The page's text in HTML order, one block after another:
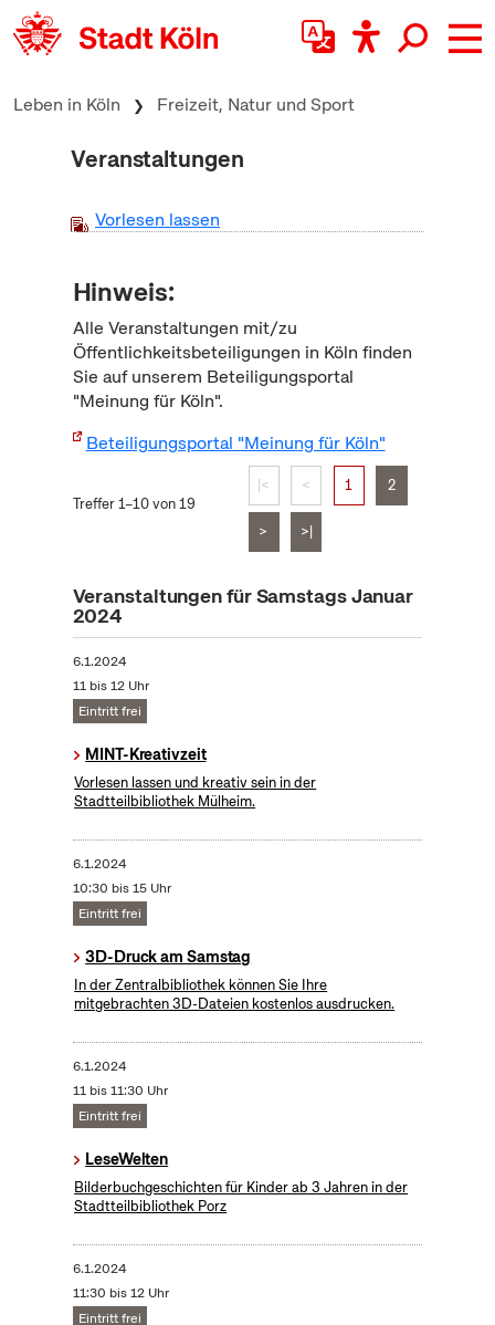
zum Inhalt springen
Leben in Köln Freizeit, Natur und Sport
Veranstaltungen
Vorlesen lassen
Hinweis:
Alle Veranstaltungen mit/zu
Öffentlichkeitsbeteiligungen in Köln finden
Sie auf unserem Beteiligungsportal
"Meinung für Köln".
Beteiligungsportal "Meinung für Köln"
Treffer 1–10 von 19
|< < 1 2
> >|
Veranstaltungen für Samstags Januar
2024
6.1.2024
11 bis 12 Uhr
Eintritt frei
MINT-Kreativzeit
Vorlesen lassen und kreativ sein in der
Stadtteilbibliothek Mülheim.
6.1.2024
10:30 bis 15 Uhr
Eintritt frei
3D-Druck am Samstag
In der Zentralbibliothek können Sie Ihre
mitgebrachten 3D-Dateien kostenlos ausdrucken.
6.1.2024
11 bis 11:30 Uhr
Eintritt frei
LeseWelten
Bilderbuchgeschichten für Kinder ab 3 Jahren in der
Stadtteilbibliothek Porz
6.1.2024
11:30 bis 12 Uhr
Eintritt frei